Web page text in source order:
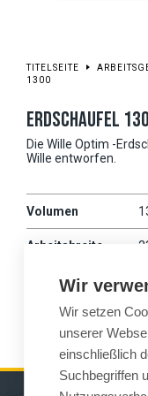
TITELSEITE
1300
ERDSCHAUFEL
Die Wille Optim -
Wille entworfen.
Volumen
Arbeitsbreite
GewichtWir
Wir setzen
unserer
einschließlich
Suchbegriffen